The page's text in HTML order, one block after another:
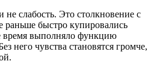
не слабость. Это столкновение с
раньше быстро купировались
время выполняло функцию
него чувства становятся громче,